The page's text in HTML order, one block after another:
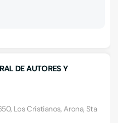
DE AUTORES Y
Los Cristianos, Arona, Sta